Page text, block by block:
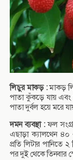
লিচুর মাকড় :মাকড়
পাতা কুঁকড়ে যায়
পাতা দুর্বল হয়ে মরে
দমন ব্যবস্থা :ফল
এছাড়া ক্যালথেন
প্রতি লিটার পানিতে
পর দুই থেকে তিনবার